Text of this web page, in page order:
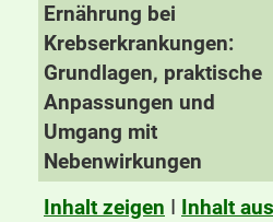
Ernährung bei
Krebserkrankungen:
Grundlagen, praktische
Anpassungen und
Umgang mit
Nebenwirkungen
Inhalt zeigen I Inhalt